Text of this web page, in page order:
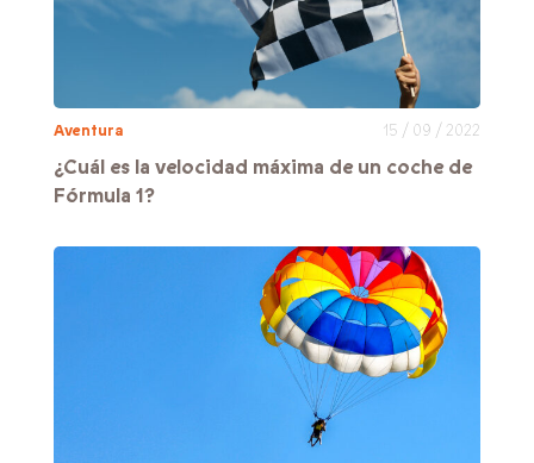
Aventura 15 / 09 / 2022
¿Cuál es la velocidad máxima de un coche de
Fórmula 1?